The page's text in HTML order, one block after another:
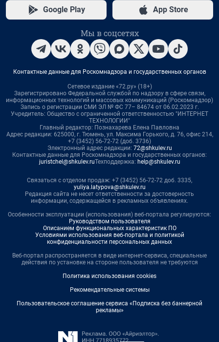
Google Play App Store
Мы в соцсетях
Контактные данные для Роскомнадзора и государственных органов
Сетевое издание «72.ру» (18+)
Зарегистрировано Федеральной службой по надзору в сфере связи,
информационных технологий и массовых коммуникаций (Роскомнадзор)
Запись о регистрации СМИ ЭЛ № ФС 77– 84674 от 06.02.2023 г.
Учредитель: Общество с ограниченной ответственностью "ИНТЕРНЕТ
ТЕХНОЛОГИИ"
Главный редактор: Познахарева Елена Павловна
Адрес редакции: 625000, г. Тюмень, ул. Максима Горького, д. 76, офис 214,
+7 (3452) 56-72-72 (доб. 3736)
Электронный адрес редакции: 72@shkulev.ru
Контактные данные для Роскомнадзора и государственных органов:
juristchel@shkulev.ruТехподдержка: help@shkulev.ru
Связаться с отделом продаж: +7 (3452) 56-72-72 доб. 3335,
yuliya.latypova@shkulev.ru
Редакция сайта не несет ответственности за достоверность
информации, содержащейся в рекламных объявлениях.
Особенности эксплуатации (использования) веб-портала регулируются:
Руководством пользователя
Описанием функциональных характеристик ПО
Условиями использования веб-портала и политикой
конфиденциальности персональных данных
Веб-портал распространяется в виде интернет-сервиса, специальные
действия по установке на стороне пользователя не требуются
Политика использования cookies
Рекомендательные системы
Пользовательское соглашение сервиса «Подписка без баннерной
рекламы»